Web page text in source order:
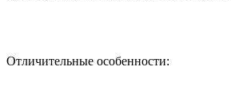
Отличительные особенности: